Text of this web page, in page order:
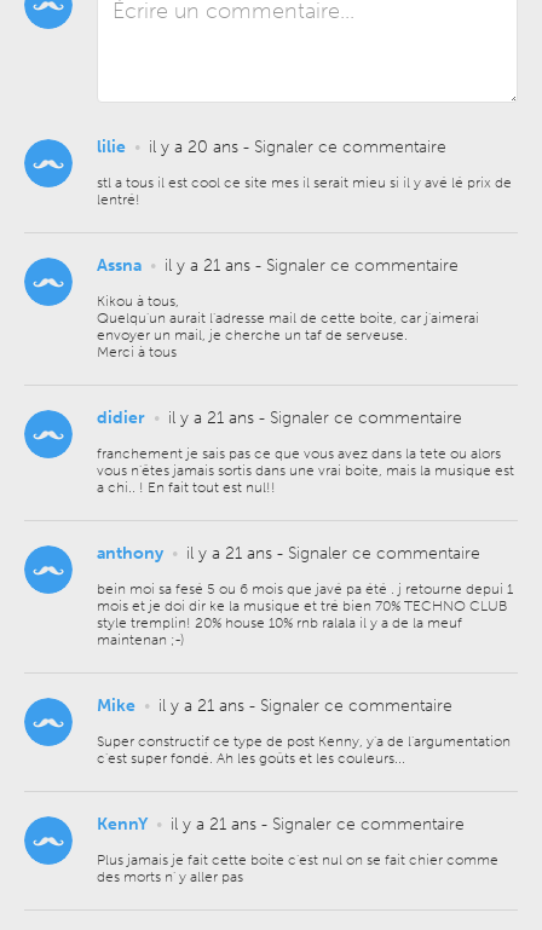
lilie • il y a 20 ans - Signaler ce commentaire
stl a tous il est cool ce site mes il serait mieu si il y avé lé prix de
lentré!
Assna • il y a 21 ans - Signaler ce commentaire
Kikou à tous,
Quelqu'un aurait l'adresse mail de cette boite, car j'aimerai
envoyer un mail, je cherche un taf de serveuse.
Merci à tous
didier • il y a 21 ans - Signaler ce commentaire
franchement je sais pas ce que vous avez dans la tete ou alors
vous n'êtes jamais sortis dans une vrai boite, mais la musique est
a chi.. ! En fait tout est nul!!
anthony • il y a 21 ans - Signaler ce commentaire
bein moi sa fesé 5 ou 6 mois que javé pa été . j retourne depui 1
mois et je doi dir ke la musique et tré bien 70% TECHNO CLUB
style tremplin! 20% house 10% rnb ralala il y a de la meuf
maintenan ;-)
Mike • il y a 21 ans - Signaler ce commentaire
Super constructif ce type de post Kenny, y'a de l'argumentation
c'est super fondé. Ah les goûts et les couleurs...
KennY • il y a 21 ans - Signaler ce commentaire
Plus jamais je fait cette boite c'est nul on se fait chier comme
des morts n' y aller pas